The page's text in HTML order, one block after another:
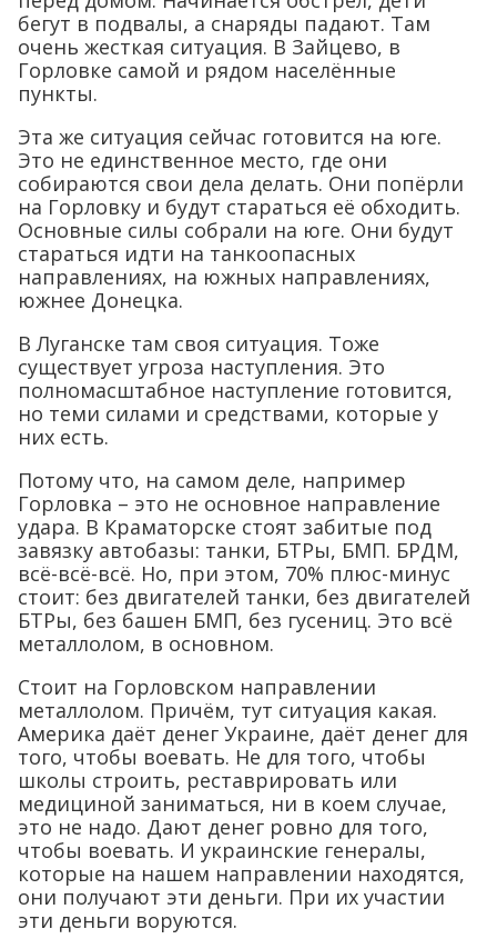
бегут в подвалы, а снаряды падают. Там
очень жесткая ситуация. В Зайцево, в
Горловке самой и рядом населённые
пункты.
Эта же ситуация сейчас готовится на юге.
Это не единственное место, где они
собираются свои дела делать. Они попёрли
на Горловку и будут стараться её обходить.
Основные силы собрали на юге. Они будут
стараться идти на танкоопасных
направлениях, на южных направлениях,
южнее Донецка.
В Луганске там своя ситуация. Тоже
существует угроза наступления. Это
полномасштабное наступление готовится,
но теми силами и средствами, которые у
них есть.
Потому что, на самом деле, например
Горловка – это не основное направление
удара. В Краматорске стоят забитые под
завязку автобазы: танки, БТРы, БМП. БРДМ,
всё-всё-всё. Но, при этом, 70% плюс-минус
стоит: без двигателей танки, без двигателей
БТРы, без башен БМП, без гусениц. Это всё
металлолом, в основном.
Стоит на Горловском направлении
металлолом. Причём, тут ситуация какая.
Америка даёт денег Украине, даёт денег для
того, чтобы воевать. Не для того, чтобы
школы строить, реставрировать или
медициной заниматься, ни в коем случае,
это не надо. Дают денег ровно для того,
чтобы воевать. И украинские генералы,
которые на нашем направлении находятся,
они получают эти деньги. При их участии
эти деньги воруются.